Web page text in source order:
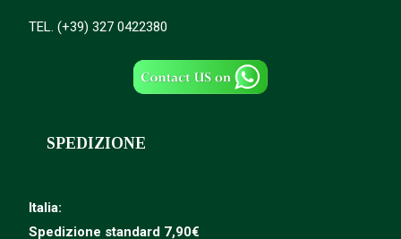
TEL. (+39) 327 0422380
SPEDIZIONE
Italia:
Spedizione standard 7,90€